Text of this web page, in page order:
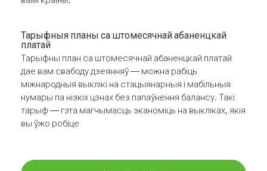
Тарыфныя планы са штомесячнай абаненцкай
платай
Тарыфны план са штомесячнай абаненцкай платай
дае вам свабоду дзеянняў — можна рабіць
міжнародныя выклікі на стацыянарныя і мабільныя
нумары па нізкіх цэнах без папаўнення балансу. Такі
тарыф — гэта магчымасць эканоміць на выкліках, якія
вы ўжо робіце